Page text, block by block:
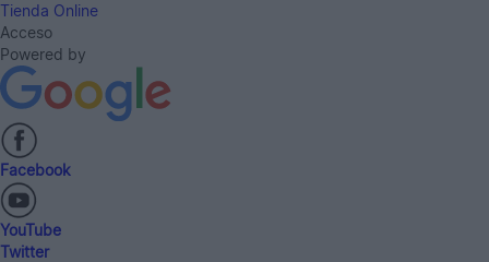
Tienda Online
Acceso
Powered by
Facebook
YouTube
Twitter